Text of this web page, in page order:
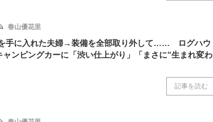
春山優花里
手に入れた夫婦→装備を全部取り外して…… ログハウ
ャンピングカーに「渋い仕上がり」「まさに“生まれ変わ
記事を読む